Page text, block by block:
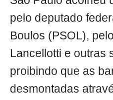
pelo deputado
Boulos (PSOL),
Lancellotti e outras
proibindo que as
desmontadas